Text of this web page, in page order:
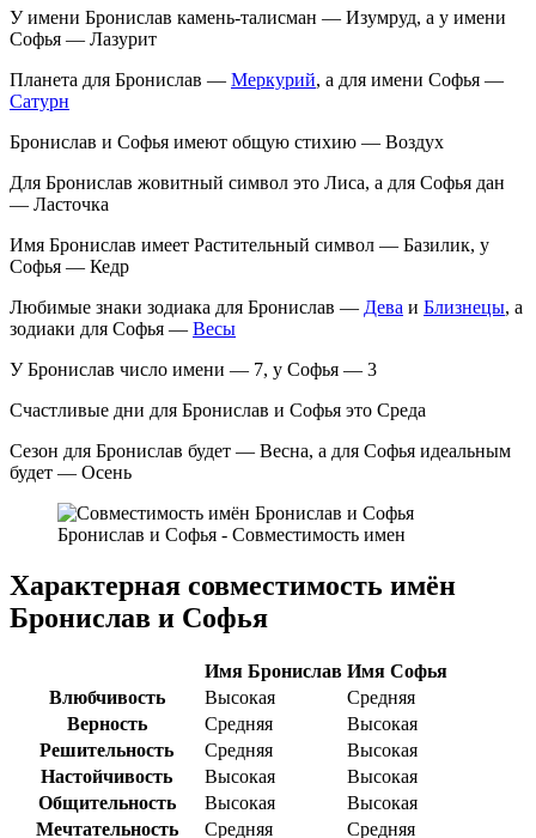
У имени Бронислав камень-талисман — Изумруд, а у имени
Софья — Лазурит
Планета для Бронислав — Меркурий, а для имени Софья —
Сатурн
Бронислав и Софья имеют общую стихию — Воздух
Для Бронислав жовитный символ это Лиса, а для Софья дан
— Ласточка
Имя Бронислав имеет Растительный символ — Базилик, у
Софья — Кедр
Любимые знаки зодиака для Бронислав — Дева и Близнецы, а
зодиаки для Софья — Весы
У Бронислав число имени — 7, у Софья — 3
Счастливые дни для Бронислав и Софья это Среда
Сезон для Бронислав будет — Весна, а для Софья идеальным
будет — Осень
Бронислав и Софья - Совместимость имен
Характерная совместимость имён
Бронислав и Софья
Имя Бронислав Имя Софья
Влюбчивость
Высокая
Средняя
Верность
Средняя
Высокая
Решительность
Средняя
Высокая
Настойчивость
Высокая
Высокая
Общительность
Высокая
Высокая
Мечтательность
Средняя Средняя